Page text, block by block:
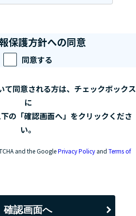
保護方針への同意
同意する
て同意される方は、チェックボックス
に
の「確認画面へ」をクリックくださ
い。
and the GooglePrivacy Policy and Terms of
確認画面へ